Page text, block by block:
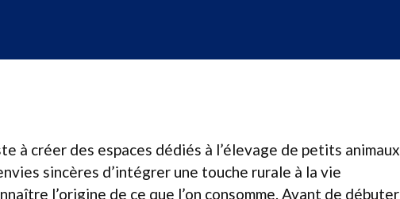
à créer des espaces dédiés à l’élevage de petits animaux
sincères d’intégrer une touche rurale à la vie
l’origine de ce que l’on consomme. Avant de débuter